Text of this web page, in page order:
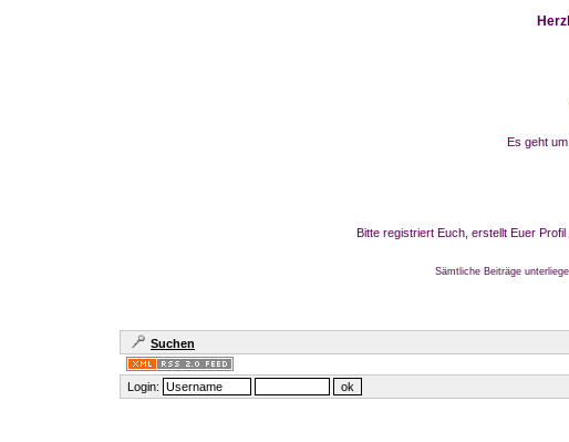
Es geht
Bitte registriert Euch, erstellt Euer
Sämtliche Beiträge
Suchen
Login: